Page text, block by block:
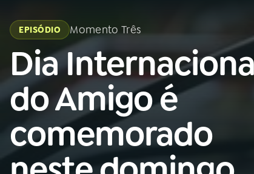
Buscar
na
Rádio
Nacional
AO VIVO
01 INÍCIO
02A RÁDIO
na
Rádio
Nacional
EPISÓDIO Momento Três
Dia
do Amigo é
comemorado